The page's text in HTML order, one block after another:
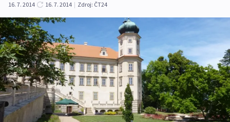
16. 7. 2014
16. 7. 2014 | Zdroj: ČT24